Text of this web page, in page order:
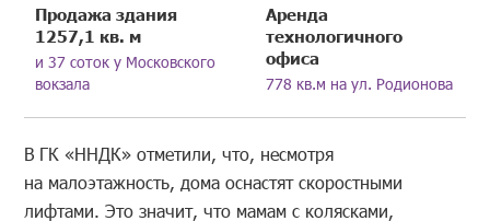
Продажа здания
1257,1 кв. м
и 37 соток у Московского
вокзала
Аренда
технологичного
офиса
778 кв.м на ул. Родионова
В ГК «ННДК» отметили, что, несмотря
на малоэтажность, дома оснастят скоростными
лифтами. Это значит, что мамам с колясками,